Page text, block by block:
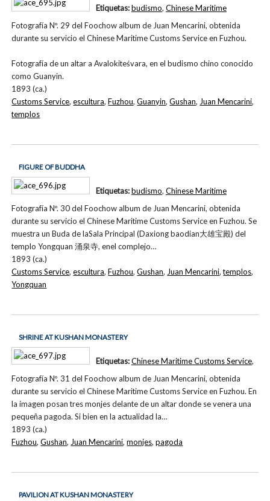
Fotografía Nº. 29 del Foochow album de Juan Mencarini, obtenida
durante su servicio el Chinese Maritime Customs Service en Fuzhou.
Fotografía de un altar a Avalokiteśvara, en el budismo chino conocido
como Guanyin.
1893 (ca.)
Etiquetas:budismo, Chinese Maritime
Customs Service,escultura,Fuzhou,Guanyin,Gushan, Juan Mencarini,
templos
FIGURE OF BUDDHA
Fotografía Nº. 30 del Foochow album de Juan Mencarini, obtenida
durante su servicio el Chinese Maritime Customs Service en Fuzhou. Se
muestra un Buda de laSala Principal (Daxiong baodian大雄宝殿) del
templo Yongquan 涌泉寺, enel complejo…
1893 (ca.)
Etiquetas:budismo, Chinese Maritime
Customs Service,escultura,Fuzhou,Gushan, Juan Mencarini,templos,
Yongquan
SHRINE AT KUSHAN MONASTERY
Fotografía Nº. 31 del Foochow album de Juan Mencarini, obtenida
durante su servicio el Chinese Maritime Customs Service en Fuzhou. En
la imagen posan tres monjes delante de un altar donde se venera una
pequeña pagoda. Si bien en la actualidad la…
1893 (ca.)
Etiquetas:Chinese Maritime Customs Service,
Fuzhou,Gushan, Juan Mencarini,monjes,pagoda
PAVILION AT KUSHAN MONASTERY